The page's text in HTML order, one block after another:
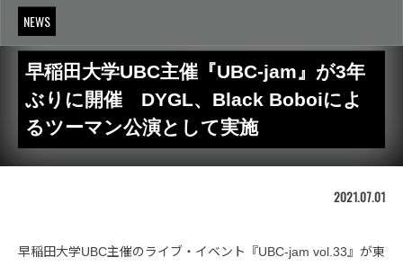
NEWS
早稲田大学UBC主催『UBC-jam』が3年
ぶりに開催 DYGL、Black Boboiによ
るツーマン公演として実施
2021.07.01
早稲田大学UBC主催のライブ・イベント『UBC-jam vol.33』が東